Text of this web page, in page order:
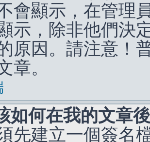
會顯示，在管理
示，除非他們決
原因。請注意！
章。
如何在我的文章
先建立一個簽名